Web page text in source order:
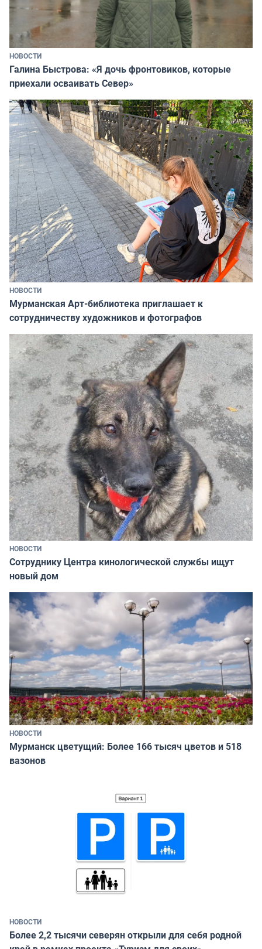
НОВОСТИ
Галина Быстрова: «Я дочь фронтовиков, которые
приехали осваивать Север»
НОВОСТИ
Мурманская Арт-библиотека приглашает к
сотрудничеству художников и фотографов
НОВОСТИ
Сотруднику Центра кинологической службы ищут
новый дом
НОВОСТИ
Мурманск цветущий: Более 166 тысяч цветов и 518
вазонов
НОВОСТИ
Более 2,2 тысячи северян открыли для себя родной